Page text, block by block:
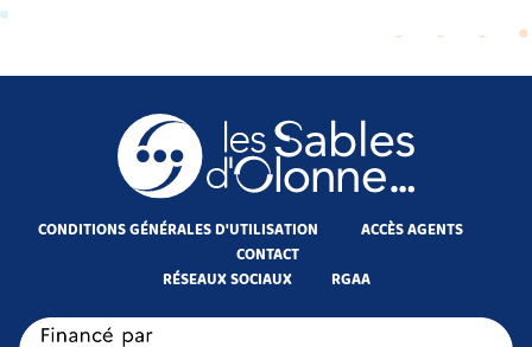
CONDITIONS GÉNÉRALES D'UTILISATION
ACCÈS AGENTS
CONTACT
RÉSEAUX SOCIAUX
RGAA